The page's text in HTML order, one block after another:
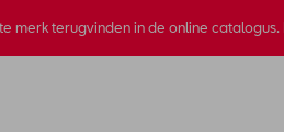
terugvinden in de online